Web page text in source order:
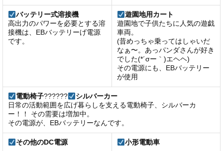
バッテリー式溶接機
高出力のパワーを必要とする溶
接機は、EBバッテリーげ電源
です。
遊園地用カート
遊園地で子供たちに人気の遊戯
車両。
(昔めっちゃ乗ってはしゃいだ
なぁ〜。あっパンダさんが好き
でした(*´σー｀)エヘヘ)
その電源にも、EBバッテリー
が使用
電動椅子??????
シルバーカー
日常の活動範囲を広げ暮らしを支える電動椅子、シルバーカ
ー！！ その需要は増加中。
その電源が、EBバッテリーなんです。
その他のDC電源 小形電動車